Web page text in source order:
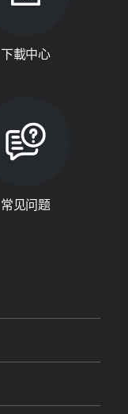
下載中心
常见问题